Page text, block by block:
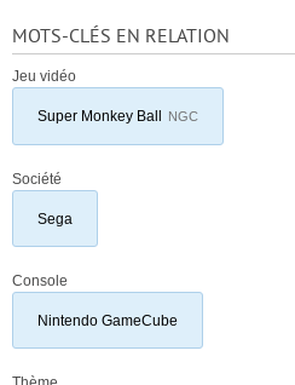
MOTS-CLÉS EN RELATION
Jeu vidéo
Super Monkey Ball NGC
Société
Sega
Console
Nintendo GameCube